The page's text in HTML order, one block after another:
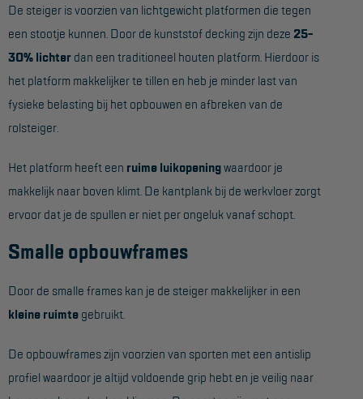
Autohoogwerkers
Project toepassingen
Laagbouw
Hoogbouw
Projectvoorbeelden
KEURING
Keuring en Inspectie
Ladders en trappen
Steigers
Valbeveiliging
Reparatie en onderhoud
De steiger is voorzien van lichtgewicht platformen die tegen
een stootje kunnen. Door de kunststof decking zijn deze 25-
30% lichter dan een traditioneel houten platform. Hierdoor is
het platform makkelijker te tillen en heb je minder last van
fysieke belasting bij het opbouwen en afbreken van de
rolsteiger.
Het platform heeft een ruime luikopeningwaardoor je
makkelijk naar boven klimt. De kantplank bij de werkvloer zorgt
ervoor dat je de spullen er niet per ongeluk vanaf schopt.
Smalle opbouwframes
Door de smalle frames kan je de steiger makkelijker in een
kleine ruimte gebruikt.
De opbouwframes zijn voorzien van sporten met een antislip
profiel waardoor je altijd voldoende grip hebt en je veilig naar